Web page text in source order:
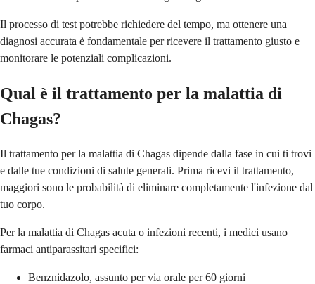
Il processo di test potrebbe richiedere del tempo, ma ottenere una
diagnosi accurata è fondamentale per ricevere il trattamento giusto e
monitorare le potenziali complicazioni.
Qual è il trattamento per la malattia di
Chagas?
Il trattamento per la malattia di Chagas dipende dalla fase in cui ti trovi
e dalle tue condizioni di salute generali. Prima ricevi il trattamento,
maggiori sono le probabilità di eliminare completamente l'infezione dal
tuo corpo.
Per la malattia di Chagas acuta o infezioni recenti, i medici usano
farmaci antiparassitari specifici:
Benznidazolo, assunto per via orale per 60 giorni